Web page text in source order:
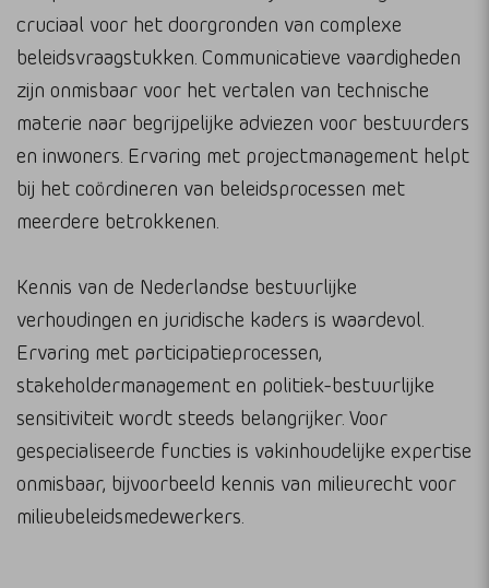
cruciaal voor het doorgronden van complexe
beleidsvraagstukken. Communicatieve vaardigheden
zijn onmisbaar voor het vertalen van technische
materie naar begrijpelijke adviezen voor bestuurders
en inwoners. Ervaring met projectmanagement helpt
bij het coördineren van beleidsprocessen met
meerdere betrokkenen.
Kennis van de Nederlandse bestuurlijke
verhoudingen en juridische kaders is waardevol.
Ervaring met participatieprocessen,
stakeholdermanagement en politiek-bestuurlijke
sensitiviteit wordt steeds belangrijker. Voor
gespecialiseerde functies is vakinhoudelijke expertise
onmisbaar, bijvoorbeeld kennis van milieurecht voor
milieubeleidsmedewerkers.